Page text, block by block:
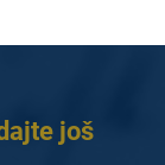
još